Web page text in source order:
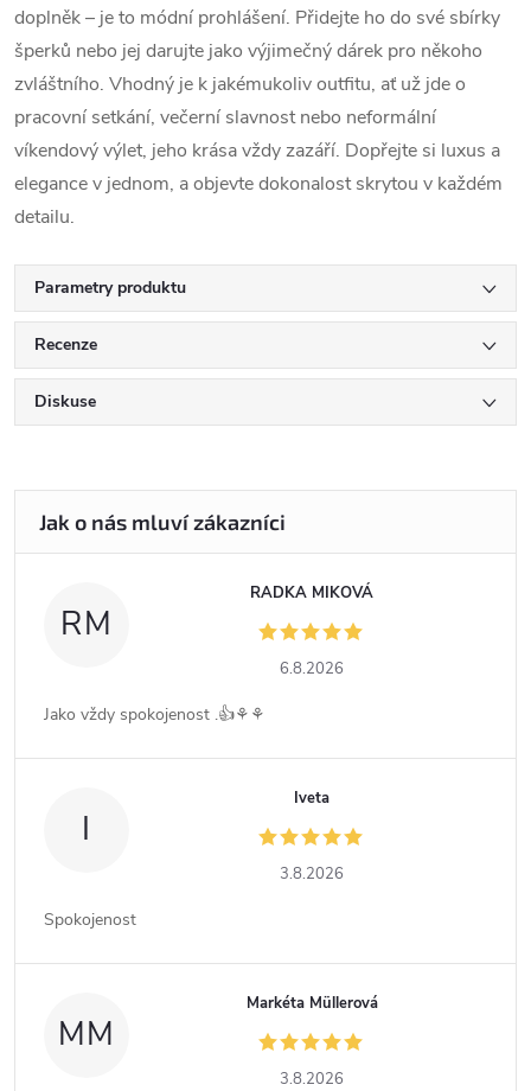
doplněk – je to módní prohlášení. Přidejte ho do své sbírky
šperků nebo jej darujte jako výjimečný dárek pro někoho
zvláštního. Vhodný je k jakémukoliv outfitu, ať už jde o
pracovní setkání, večerní slavnost nebo neformální
víkendový výlet, jeho krása vždy zazáří. Dopřejte si luxus a
elegance v jednom, a objevte dokonalost skrytou v každém
detailu.
Parametry produktu
Recenze
Diskuse
RM
RADKA MIKOVÁ
6.8.2026
Jako vždy spokojenost .👍⚘️⚘️
I
Iveta
3.8.2026
Spokojenost
MM
Markéta Müllerová
3.8.2026